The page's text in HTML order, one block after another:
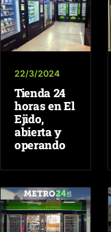
22/3/2024
Tienda 24
horas en El
Ejido,
abierta y
operando